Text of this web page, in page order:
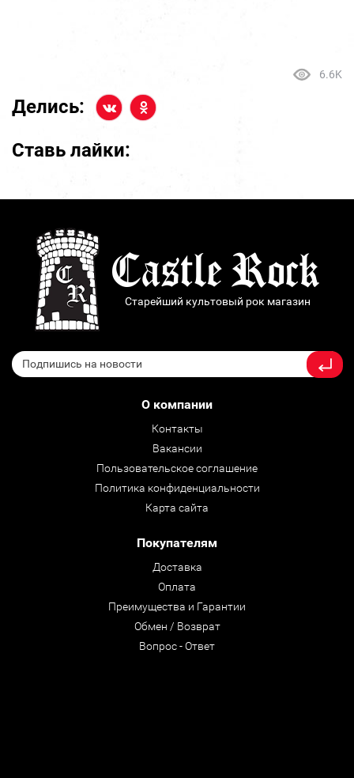
6.6K
Делись:
Ставь лайки:
Старейший культовый рок магазин
О компании
Контакты
Вакансии
Пользовательское соглашение
Политика конфиденциальности
Карта сайта
Покупателям
Доставка
Оплата
Преимущества и Гарантии
Обмен / Возврат
Вопрос - Ответ